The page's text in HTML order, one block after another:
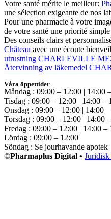
Votre santé mérite le meilleur:
une sélection exigeante de nos
Pour une pharmacie à votre
de votre santé une priorité simple
Des conseils clairs et
Château avec une écoute
utrustning CHARLEVILLE
Återvinning av läkemedel
Våra öppettider
Måndag : 09:00 – 12:00 | 14:00
Tisdag : 09:00 – 12:00 | 14:00 –
Onsdag : 09:00 – 12:00 | 14:00
Torsdag : 09:00 – 12:00 | 14:00
Fredag : 09:00 – 12:00 | 14:00 –
Lördag : 09:00 – 12:00
Söndag : Se jourhavande apotek
©Pharmaplus Digital •